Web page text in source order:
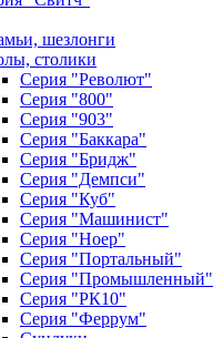
шезлонги
столики
Серия "Револют"
Серия "800"
Серия "903"
Серия "Баккара"
Серия "Бридж"
Серия "Демпси"
Серия "Куб"
Серия "Машинист"
Серия "Ноер"
Серия "Портальный"
Серия "Промышленный"
Серия "РК10"
Серия "Феррум"